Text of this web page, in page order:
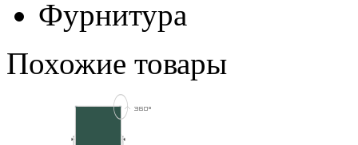
Фурнитура
Похожие товары